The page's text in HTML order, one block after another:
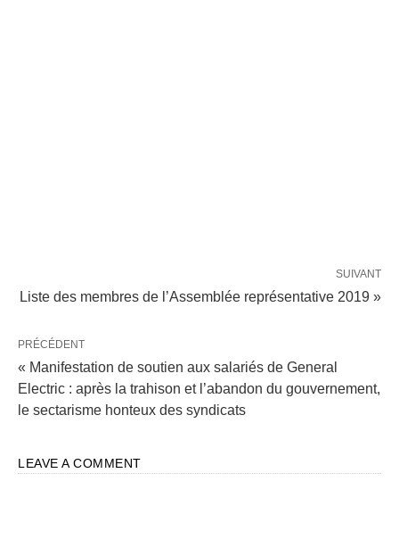
SUIVANT
Liste des membres de l’Assemblée représentative 2019 »
PRÉCÉDENT
« Manifestation de soutien aux salariés de General
Electric : après la trahison et l’abandon du gouvernement,
le sectarisme honteux des syndicats
LEAVE A COMMENT